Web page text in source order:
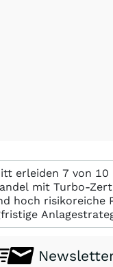
erleiden 7 von 10
mit Turbo-
hoch risikoreiche